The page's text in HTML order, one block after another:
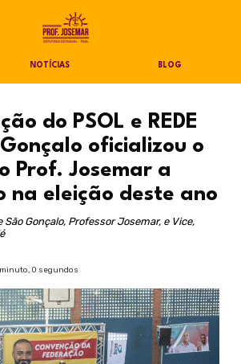
NOTÍCIAS BLOG
do PSOL e REDE
oficializou o
Prof. Josemar a
na eleição deste ano
São Gonçalo, Professor Josemar, e Vice,
0 segundos